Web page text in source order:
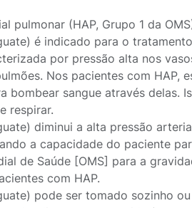
pulmonar (HAP, Grupo 1 da
é indicado para o
por pressão alta nos
Nos pacientes com HAP,
bombear sangue através delas.
respirar.
diminui a alta pressão
a capacidade do paciente
de Saúde [OMS] para a
com HAP.
pode ser tomado sozinho